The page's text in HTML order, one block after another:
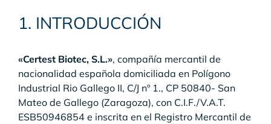
1. INTRODUCCIÓN
«Certest Biotec, S.L.», compañía mercantil de
nacionalidad española domiciliada en Polígono
Industrial Rio Gallego II, C/J nº 1., CP 50840- San
Mateo de Gallego (Zaragoza), con C.I.F./V.A.T.
ESB50946854 e inscrita en el Registro Mercantil de